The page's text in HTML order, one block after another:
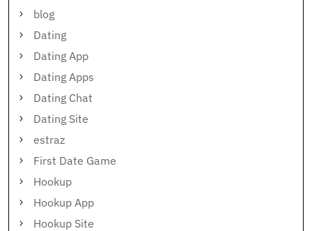
blog
Dating
Dating App
Dating Apps
Dating Chat
Dating Site
estraz
First Date Game
Hookup
Hookup App
Hookup Site